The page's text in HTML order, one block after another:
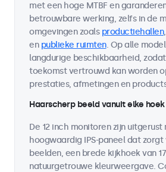
met een hoge MTBF en
betrouwbare werking, zelfs in de
omgevingen zoals productiehallen,
en publieke ruimten. Op alle
langdurige beschikbaarheid,
toekomst vertrouwd kan worden
prestaties, afmetingen en
Haarscherp beeld vanuit elke hoek
De 12 inch monitoren zijn uitgerust
hoogwaardig IPS-paneel dat
beelden, een brede kijkhoek van
natuurgetrouwe kleurweergave.